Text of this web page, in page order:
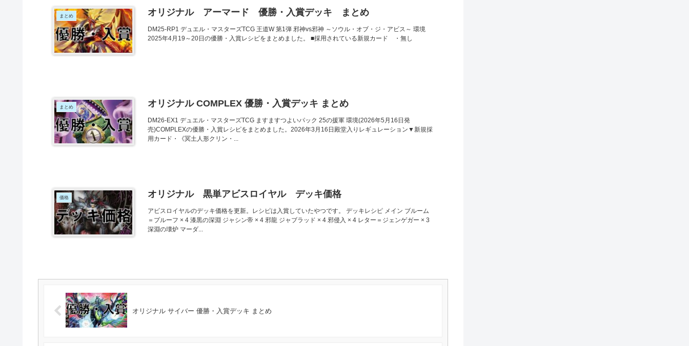
まとめ オリジナル アーマード 優勝・入賞デッキ まとめ
DM25-RP1 デュエル・マスターズTCG 王道W 第1弾 邪神vs邪神 ～ソウル・オブ・ジ・アビス～ 環境
2025年4月19～20日の優勝・入賞レシピをまとめました。 ■採用されている新規カード ・無し
まとめ オリジナル COMPLEX 優勝・入賞デッキ まとめ
DM26-EX1 デュエル・マスターズTCG ますますつよいパック 25の援軍 環境(2026年5月16日発
売)COMPLEXの優勝・入賞レシピをまとめました。2026年3月16日殿堂入りレギュレーション▼新規採
用カード・《冥土人形クリン・...
価格 オリジナル 黒単アビスロイヤル デッキ価格
アビスロイヤルのデッキ価格を更新。レシピは入賞していたやつです。 デッキレシピ メイン ブルーム
＝プルーフ × 4 漆黒の深淵 ジャシン帝 × 4 邪龍 ジャブラッド × 4 邪侵入 × 4 レター＝ジェンゲガー × 3
深淵の壊炉 マーダ...
オリジナル サイバー 優勝・入賞デッキ まとめ